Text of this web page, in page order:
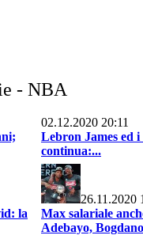
- NBA
02.12.2020 20:11
Lebron James ed
continua:...
la
26.11.2020
Max salariale
Adebayo,